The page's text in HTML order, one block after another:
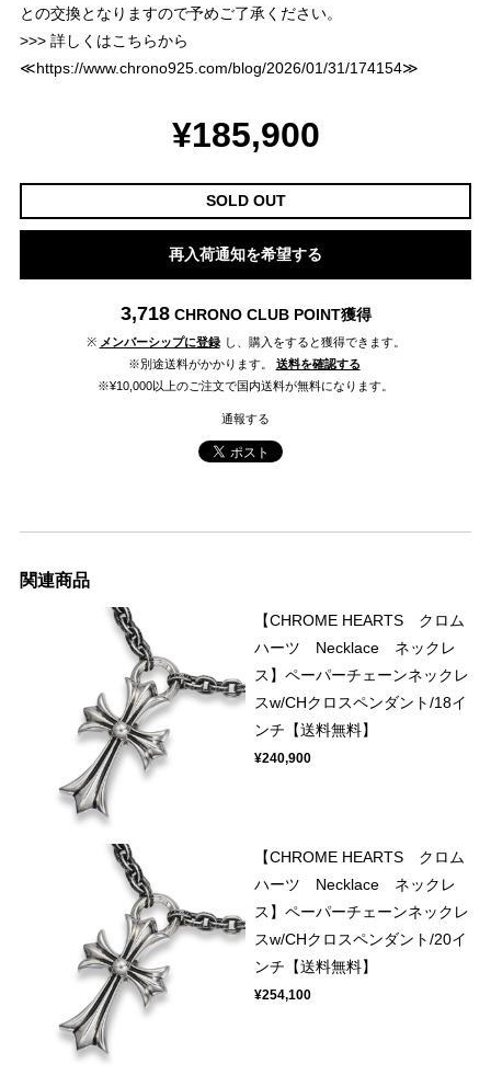
との交換となりますので予めご了承ください。
>>> 詳しくはこちらから
≪https://www.chrono925.com/blog/2026/01/31/174154≫
¥185,900
SOLD OUT
再入荷通知を希望する
3,718 CHRONO CLUB POINT獲得
※ メンバーシップに登録 し、購入をすると獲得できます。
※別途送料がかかります。
送料を確認する
※¥10,000以上のご注文で国内送料が無料になります。
通報する
関連商品
【CHROME HEARTS クロム
ハーツ Necklace ネックレ
ス】ペーパーチェーンネックレ
スw/CHクロスペンダント/18イ
ンチ【送料無料】
¥240,900
【CHROME HEARTS クロム
ハーツ Necklace ネックレ
ス】ペーパーチェーンネックレ
スw/CHクロスペンダント/20イ
ンチ【送料無料】
¥254,100